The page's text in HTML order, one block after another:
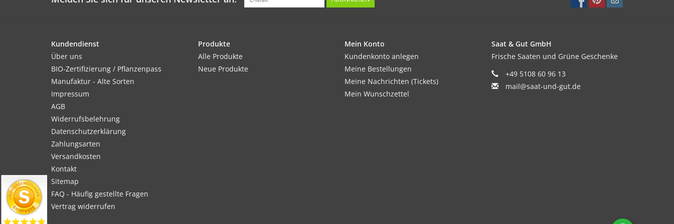
Kundendienst
Über uns
BIO-Zertifizierung / Pflanzenpass
Manufaktur - Alte Sorten
Impressum
AGB
Widerrufsbelehrung
Datenschutzerklärung
Zahlungsarten
Versandkosten
Kontakt
Sitemap
FAQ - Häufig gestellte Fragen
Vertrag widerrufen
Produkte
Alle Produkte
Neue Produkte
Mein Konto
Kundenkonto anlegen
Meine Bestellungen
Meine Nachrichten (Tickets)
Mein Wunschzettel
Saat & Gut GmbH
Frische Saaten und Grüne Geschenke
+49 5108 60 96 13
mail@saat-und-gut.de